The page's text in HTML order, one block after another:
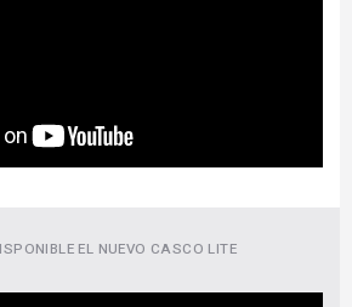
EL NUEVO CASCO LITE